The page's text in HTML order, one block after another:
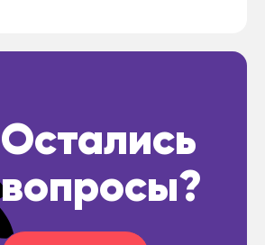
Остались
вопросы?